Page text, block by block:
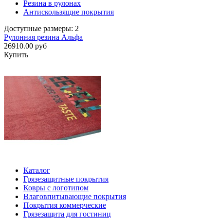
Резина в рулонах
Антискользящие покрытия
Доступные размеры: 2
Рулонная резина Альфа
26910.00 руб
Купить
Каталог
Грязезащитные покрытия
Ковры с логотипом
Влаговпитывающие покрытия
Покрытия коммерческие
Грязезащита для гостиниц